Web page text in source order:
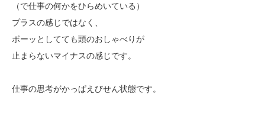
（で仕事の何かをひらめいている）
プラスの感じではなく、
ボーッとしてても頭のおしゃべりが
止まらないマイナスの感じです。
仕事の思考がかっぱえびせん状態です。